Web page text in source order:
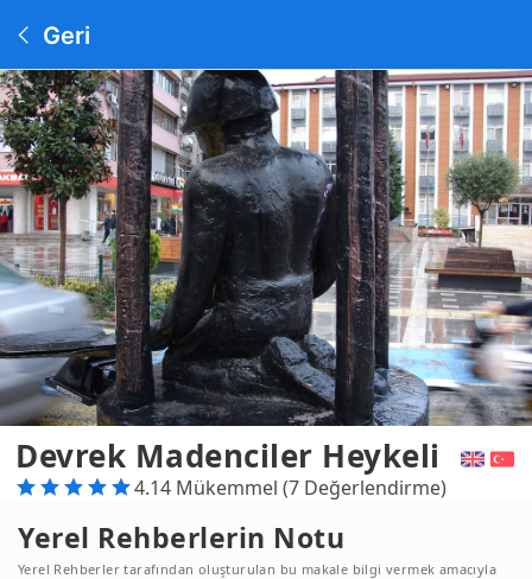
Geri
Devrek Madenciler Heykeli
4.14 Mükemmel (7 Değerlendirme)
Yerel Rehberlerin Notu
Yerel Rehberler tarafından oluşturulan bu makale bilgi vermek amacıyla